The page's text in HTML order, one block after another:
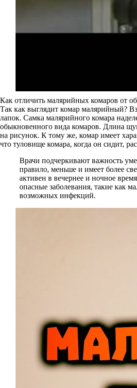
Как отличить малярийных комаров от
Так как выглядит комар малярийный?
лапок. Самка малярийного комара
обыкновенного вида комаров. Длина
на рисунок. К тому же, комар имеет
что туловище комара, когда он сидит,
Врачи подчеркивают важность
правило, меньше и имеет более
активен в вечернее и ночное
опасные заболевания, такие как
возможных инфекций.